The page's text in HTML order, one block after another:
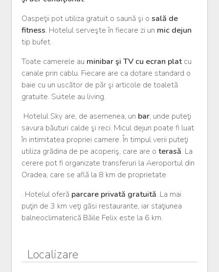
Oaspeţii pot utiliza gratuit o saună şi o sală de
fitness. Hotelul serveşte în fiecare zi un mic dejun
tip bufet.
Toate camerele au minibar şi TV cu ecran platcu
canale prin cablu. Fiecare are ca dotare standard o
baie cu un uscător de păr şi articole de toaletă
gratuite. Suitele au living.
Hotelul Sky are, de asemenea, un bar, unde puteţi
savura băuturi calde şi reci. Micul dejun poate fi luat
în intimitatea propriei camere. În timpul verii puteţi
utiliza grădina de pe acoperiş, care are o terasă. La
cerere pot fi organizate transferuri la Aeroportul din
Oradea, care se află la 8 km de proprietate
. Hotelul oferă parcare privată gratuită. La mai
puţin de 3 km veţi găsi restaurante, iar staţiunea
balneoclimaterică Băile Felix este la 6 km.
Localizare